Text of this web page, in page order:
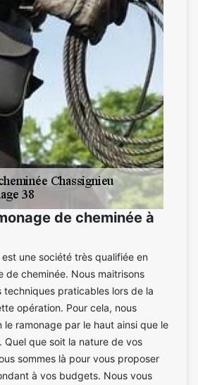
de cheminée à
une société très qualifiée en
de cheminée. Nous maitrisons
techniques praticables lors de la
opération. Pour cela, nous
le ramonage par le haut ainsi que le
Quel que soit la nature de vos
sommes là pour vous proposer
à vos budgets. Nous vous